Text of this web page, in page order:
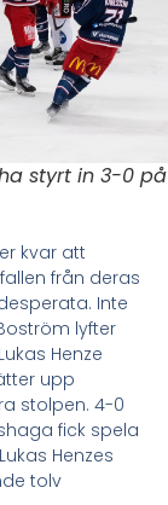
styrt in 3-0 på
kvar att
från deras
Inte
lyfter
Henze
upp
stolpen. 4-0
fick spela
Henzes
tolv